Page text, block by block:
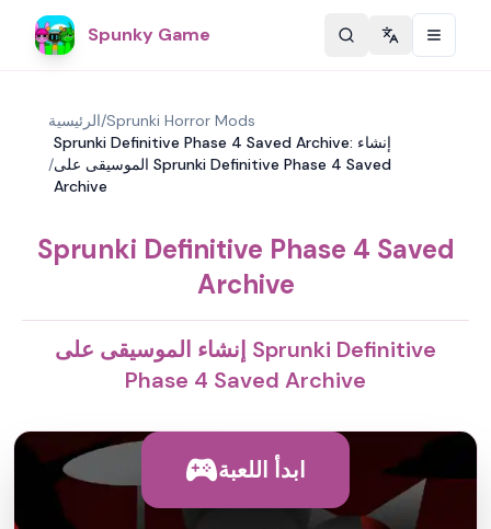
Spunky Game Change
الرئيسية/Sprunki Horror Mods
/
Sprunki Definitive Phase 4 Saved Archive: إنشاء
الموسيقى على Sprunki Definitive Phase 4 Saved
Archive
Sprunki Definitive Phase 4 Saved
Archive
إنشاء الموسيقى على Sprunki Definitive
Phase 4 Saved Archive
ابدأ اللعبة